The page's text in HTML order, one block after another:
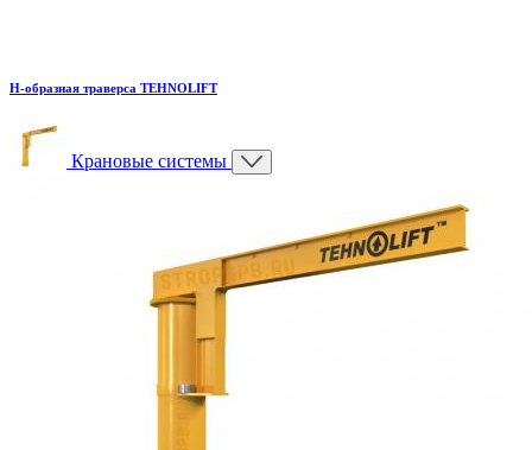
H-образная траверса TEHNOLIFT
Крановые системы